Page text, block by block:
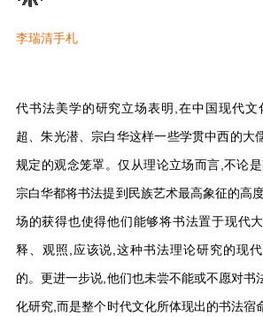
李瑞清手札
代书法美学的研究立场表明,在中国现代文
超、朱光潜、宗白华这样一些学贯中西的大
规定的观念笼罩。仅从理论立场而言,不论是
宗白华都将书法提到民族艺术最高象征的高
场的获得也使得他们能够将书法置于现代
释、观照,应该说,这种书法理论研究的现
的。更进一步说,他们也未尝不能或不愿对书
化研究,而是整个时代文化所体现出的书法宿